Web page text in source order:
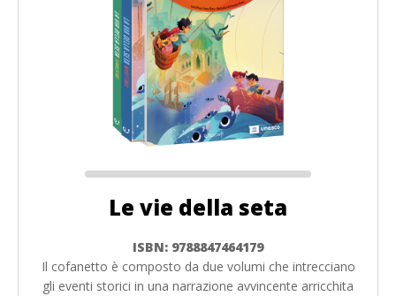
Le vie della seta
ISBN: 9788847464179
Il cofanetto è composto da due volumi che intrecciano
gli eventi storici in una narrazione avvincente arricchita